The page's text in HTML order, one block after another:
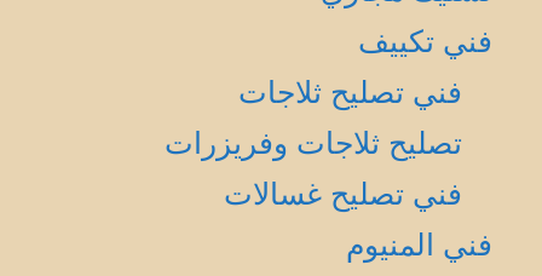
فني تكييف
فني تصليح ثلاجات
تصليح ثلاجات وفريزرات
فني تصليح غسالات
فني المنيوم